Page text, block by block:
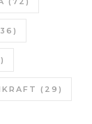
(29)